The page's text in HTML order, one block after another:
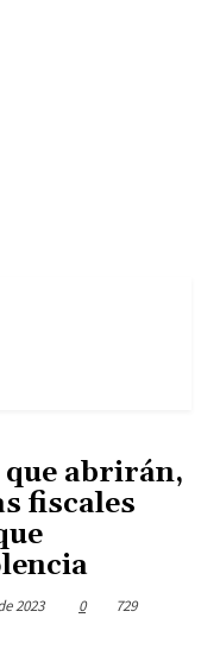
abrirán,
fiscales
2023 0 729